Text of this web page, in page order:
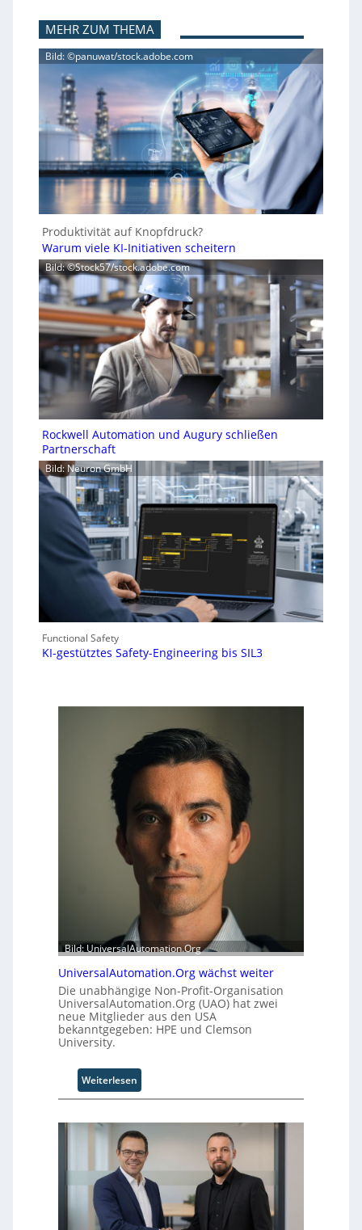
MEHR ZUM THEMA
Bild: ©panuwat/stock.adobe.com
Produktivität auf Knopfdruck?
Warum viele KI-Initiativen scheitern
Bild: ©Stock57/stock.adobe.com
Rockwell Automation und Augury schließen
Partnerschaft
Bild: Neuron GmbH
Functional Safety
KI-gestütztes Safety-Engineering bis SIL3
Bild: UniversalAutomation.Org
UniversalAutomation.Org wächst weiter
Die unabhängige Non-Profit-Organisation
UniversalAutomation.Org (UAO) hat zwei
neue Mitglieder aus den USA
bekanntgegeben: HPE und Clemson
University.
Weiterlesen:
U
i
v
e
r
s
a
l